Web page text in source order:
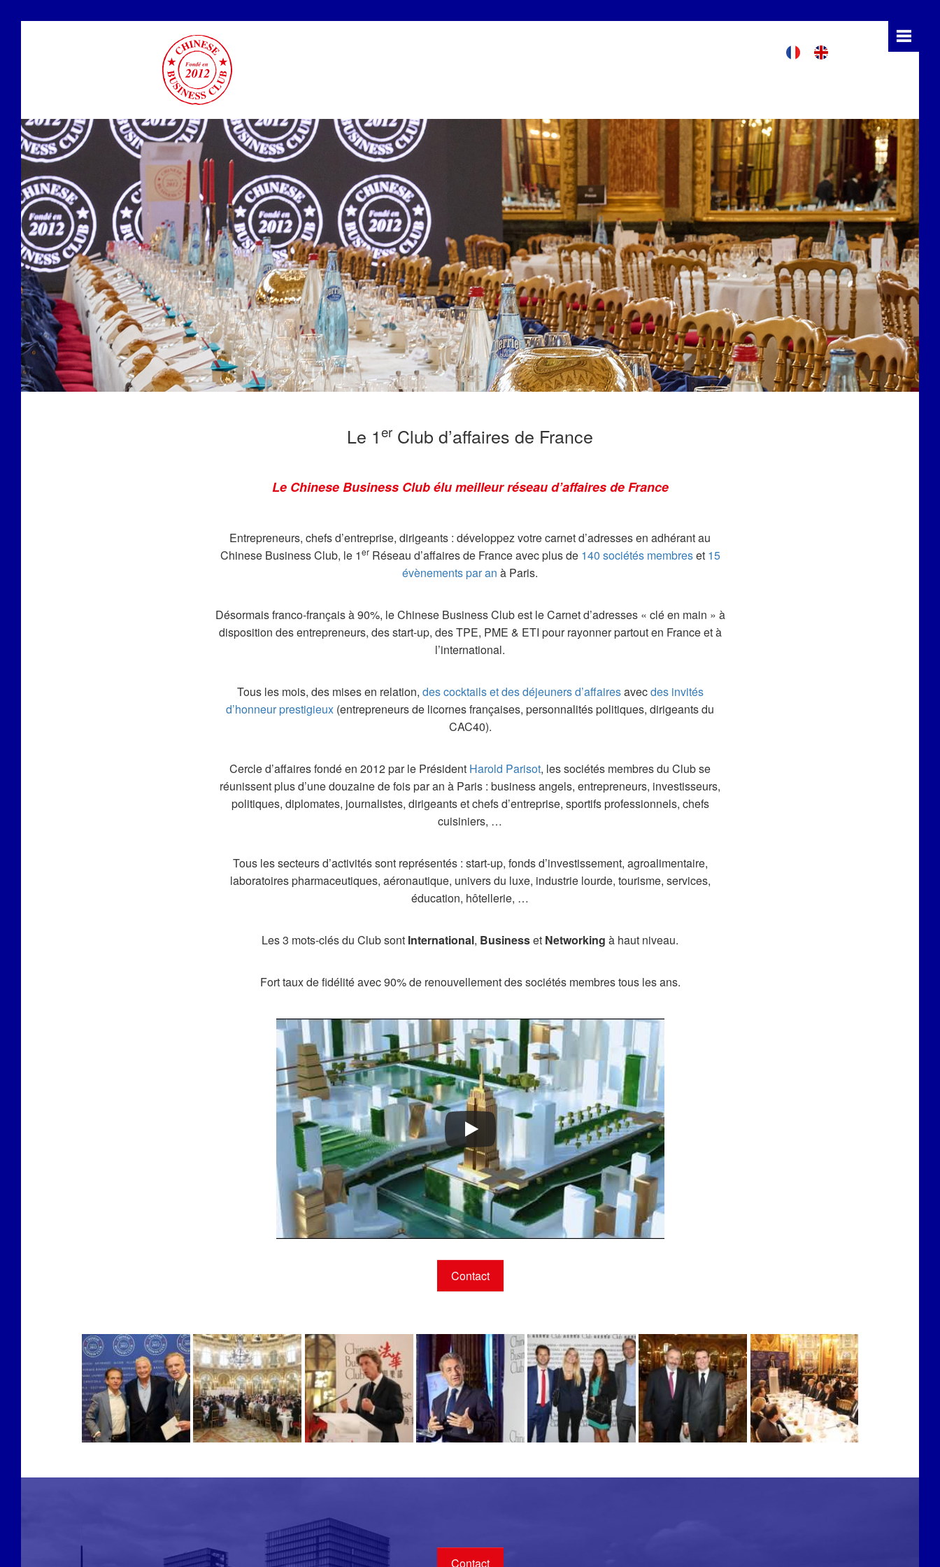
Le 1er Club d’affaires de France
Le Chinese Business Club élu meilleur réseau d’affaires de France
Entrepreneurs, chefs d’entreprise, dirigeants : développez votre carnet d’adresses en adhérant au
Chinese Business Club, le 1erRéseau d’affaires de France avec plus de 140 sociétés membreset 15
évènements par an à Paris.
Désormais franco-français à 90%, le Chinese Business Club est le Carnet d’adresses « clé en main » à
disposition des entrepreneurs, des start-up, des TPE, PME & ETI pour rayonner partout en France et à
l’international.
Tous les mois, des mises en relation, des cocktails et des déjeuners d’affairesavecdes invités
d’honneur prestigieux (entrepreneurs de licornes françaises, personnalités politiques, dirigeants du
CAC40).
Cercle d’affaires fondé en 2012 par le Président Harold Parisot, les sociétés membres du Club se
réunissent plus d’une douzaine de fois par an à Paris : business angels, entrepreneurs, investisseurs,
politiques, diplomates, journalistes, dirigeants et chefs d’entreprise, sportifs professionnels, chefs
cuisiniers, …
Tous les secteurs d’activités sont représentés : start-up, fonds d’investissement, agroalimentaire,
laboratoires pharmaceutiques, aéronautique, univers du luxe, industrie lourde, tourisme, services,
éducation, hôtellerie, …
Les 3 mots-clés du Club sont International, Businesset Networking à haut niveau.
Fort taux de fidélité avec 90% de renouvellement des sociétés membres tous les ans.
Contact
Contact